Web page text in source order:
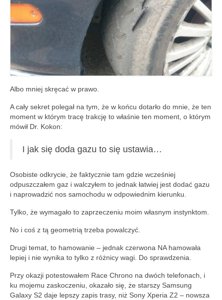
Albo mniej skręcać w prawo.
A cały sekret polegał na tym, że w końcu dotarło do mnie, że ten
moment w którym tracę trakcję to właśnie ten moment, o którym
mówił Dr. Kokon:
I jak się doda gazu to się ustawia…
Osobiste odkrycie, że faktycznie tam gdzie wcześniej
odpuszczałem gaz i walczyłem to jednak łatwiej jest dodać gazu
i naprowadzić nos samochodu w odpowiednim kierunku.
Tylko, że wymagało to zaprzeczeniu moim własnym instynktom.
No i coś z tą geometrią trzeba powalczyć.
Drugi temat, to hamowanie – jednak czerwona NA hamowała
lepiej i nie wynika to tylko z różnicy wagi. Do sprawdzenia.
Przy okazji potestowałem Race Chrono na dwóch telefonach, i
ku mojemu zaskoczeniu, okazało się, że starszy Samsung
Galaxy S2 daje lepszy zapis trasy, niż Sony Xperia Z2 – nowsza